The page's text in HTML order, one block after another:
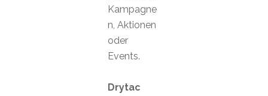
Kampagne
n, Aktionen
oder
Events.
Drytac